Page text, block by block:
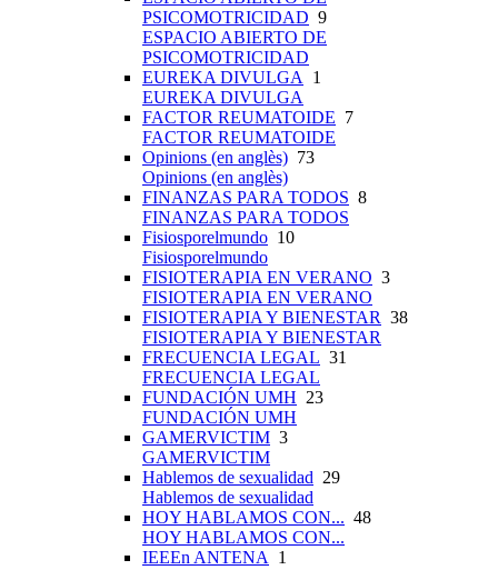
PSICOMOTRICIDAD 9
ESPACIO ABIERTO DE
PSICOMOTRICIDAD
EUREKA DIVULGA
1
EUREKA DIVULGA
FACTOR REUMATOIDE 7
FACTOR REUMATOIDE
Opinions (en anglès) 73
Opinions (en anglès)
FINANZAS PARA TODOS 8
FINANZAS PARA TODOS
Fisiosporelmundo 10
Fisiosporelmundo
FISIOTERAPIA EN VERANO 3
FISIOTERAPIA EN VERANO
FISIOTERAPIA Y BIENESTAR 38
FISIOTERAPIA Y BIENESTAR
FRECUENCIA LEGAL 31
FRECUENCIA LEGAL
FUNDACIÓN UMH 23
FUNDACIÓN UMH
GAMERVICTIM 3
GAMERVICTIM
Hablemos de sexualidad 29
Hablemos de sexualidad
HOY HABLAMOS CON... 48
HOY HABLAMOS CON...
IEEEn ANTENA
1